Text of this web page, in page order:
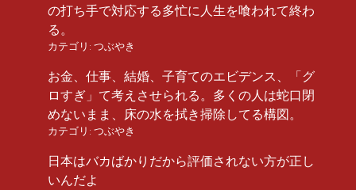
の打ち手で対応する多忙に人生を喰われて終わ
る。
カテゴリ: つぶやき
お金、仕事、結婚、子育てのエビデンス、「グ
ロすぎ」て考えさせられる。多くの人は蛇口閉
めないまま、床の水を拭き掃除してる構図。
カテゴリ: つぶやき
日本はバカばかりだから評価されない方が正し
いんだよ